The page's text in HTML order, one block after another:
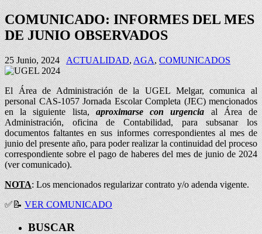
COMUNICADO: INFORMES DEL MES
DE JUNIO OBSERVADOS
25 Junio, 2024 ACTUALIDAD,AGA,COMUNICADOS
El Área de Administración de la UGEL Melgar, comunica al
personal CAS-1057 Jornada Escolar Completa (JEC) mencionados
en la siguiente lista,aproximarse con urgenciaal Área de
Administración, oficina de Contabilidad, para subsanar los
documentos faltantes en sus informes correspondientes al mes de
junio del presente año, para poder realizar la continuidad del proceso
correspondiente sobre el pago de haberes del mes de junio de 2024
(ver comunicado).
NOTA: Los mencionados regularizar contrato y/o adenda vigente.
✅📝 VER COMUNICADO
BUSCAR